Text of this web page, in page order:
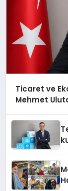
Ticaret ve
Mehmet